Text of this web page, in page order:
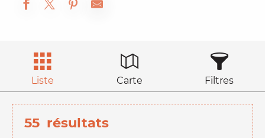
Liste Carte Filtres
55 résultats